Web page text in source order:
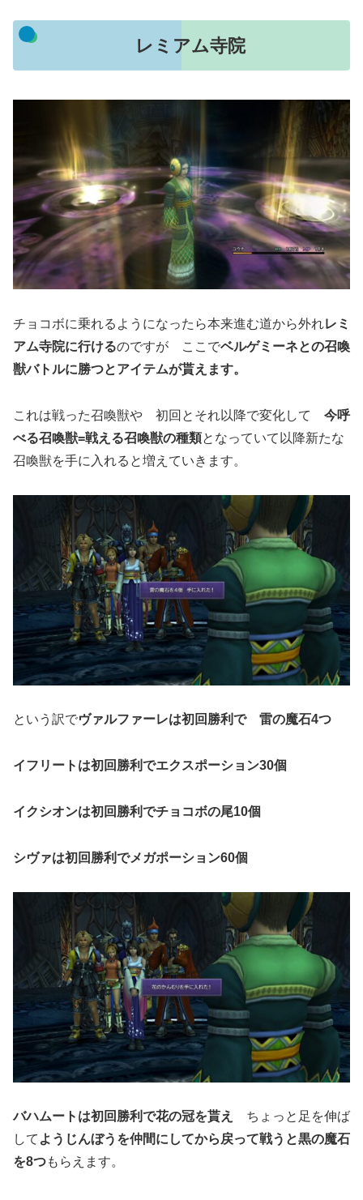
レミアム寺院
チョコボに乗れるようになったら本来進む道から外れレミ
アム寺院に行けるのですが ここでベルゲミーネとの召喚
獣バトルに勝つとアイテムが貰えます。
これは戦った召喚獣や 初回とそれ以降で変化して 今呼
べる召喚獣=戦える召喚獣の種類となっていて以降新たな
召喚獣を手に入れると増えていきます。
という訳でヴァルファーレは初回勝利で 雷の魔石4つ
イフリートは初回勝利でエクスポーション30個
イクシオンは初回勝利でチョコボの尾10個
シヴァは初回勝利でメガポーション60個
バハムートは初回勝利で花の冠を貰え
ちょっと足を伸ば
して ようじんぼうを仲間にしてから戻って戦うと黒の魔石
を8つもらえます。